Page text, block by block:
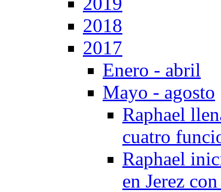
2018
2017
Enero - abril
Mayo - agosto
Raphael
cuatro
Raphael
en Jerez